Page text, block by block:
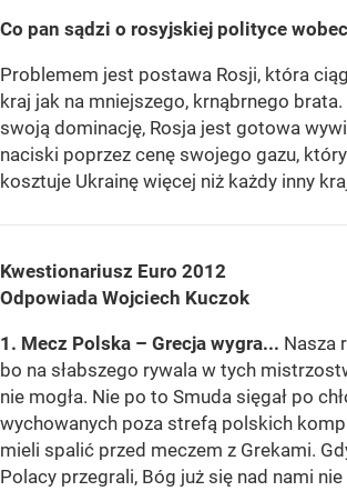
Co pan sądzi o rosyjskiej polityce
Problemem jest postawa Rosji, która
kraj jak na mniejszego, krnąbrnego
swoją dominację, Rosja jest gotowa
naciski poprzez cenę swojego gazu,
kosztuje Ukrainę więcej niż każdy inny
Kwestionariusz Euro 2012
Odpowiada Wojciech Kuczok
1. Mecz Polska – Grecja wygra... Nasza
bo na słabszego rywala w tych
nie mogła. Nie po to Smuda sięgał po
wychowanych poza strefą polskich
mieli spalić przed meczem z Grekami.
Polacy przegrali, Bóg już się nad nami